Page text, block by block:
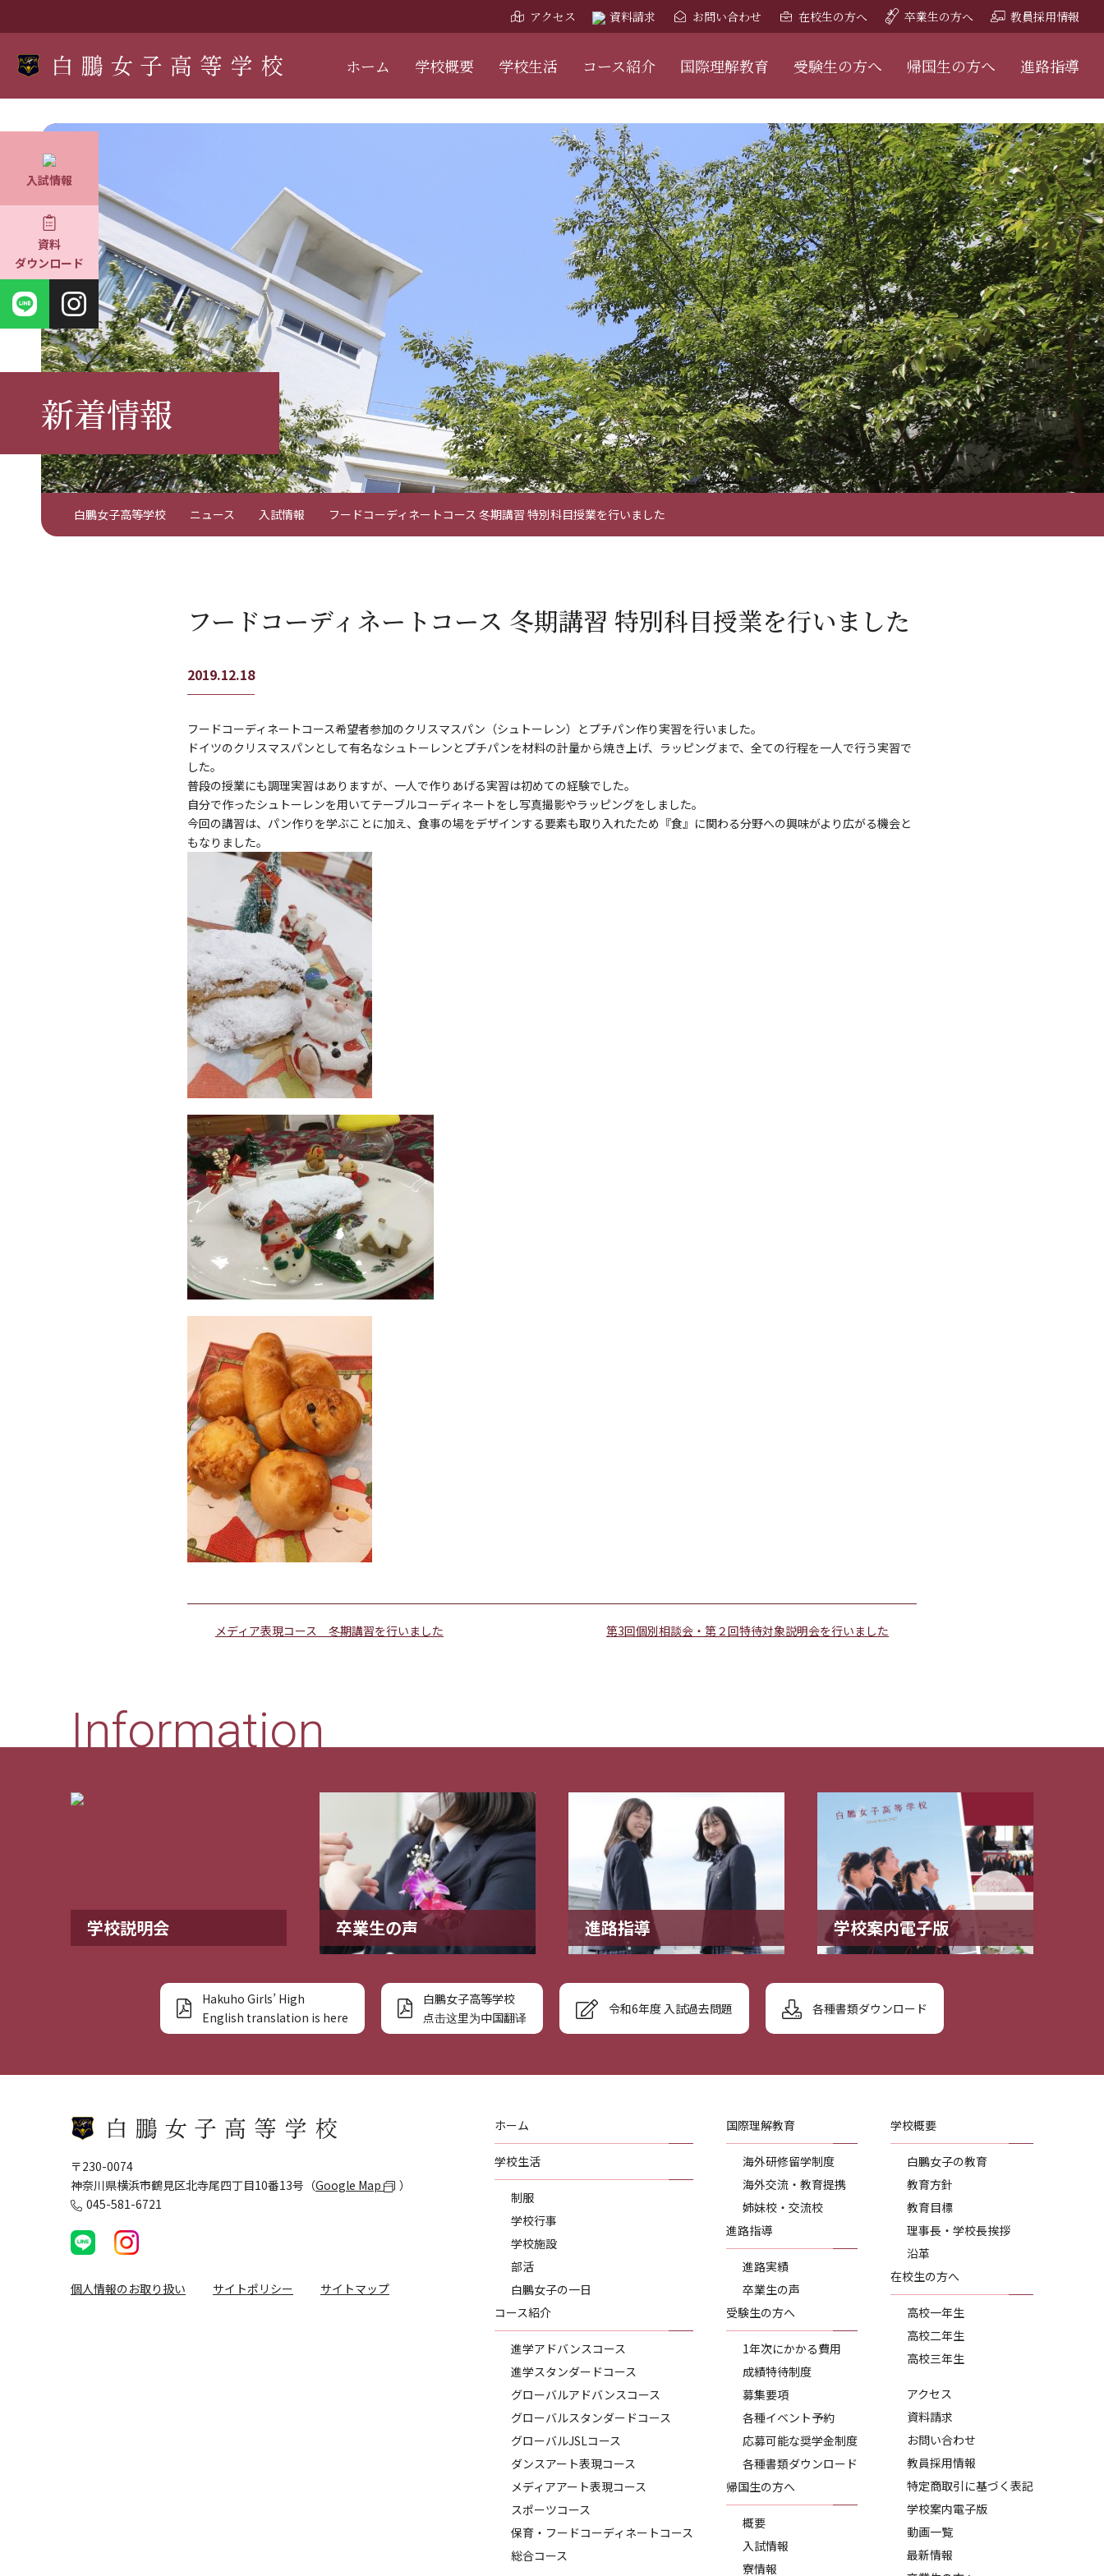
入試情報
資料
ダウンロード
アクセス 資料請求 お問い合わせ 在校生の方へ 卒業生の方へ 教員採用情報
ホーム 学校概要 学校生活 コース紹介 国際理解教育 受験生の方へ 帰国生の方へ 進路指導
新着情報
白鵬女子高等学校 ニュース 入試情報 フードコーディネートコース 冬期講習 特別科目授業を行いました
フードコーディネートコース 冬期講習 特別科目授業を行いました
2019.12.18
フードコーディネートコース希望者参加のクリスマスパン（シュトーレン）とプチパン作り実習を行いました。
ドイツのクリスマスパンとして有名なシュトーレンとプチパンを材料の計量から焼き上げ、ラッピングまで、全ての行程を一人で行う実習で
した。
普段の授業にも調理実習はありますが、一人で作りあげる実習は初めての経験でした。
自分で作ったシュトーレンを用いてテーブルコーディネートをし写真撮影やラッピングをしました。
今回の講習は、パン作りを学ぶことに加え、食事の場をデザインする要素も取り入れたため『食』に関わる分野への興味がより広がる機会と
もなりました。
メディア表現コース 冬期講習を行いました 第3回個別相談会・第２回特待対象説明会を行いました
Information
学校説明会 卒業生の声 進路指導 学校案内電子版
Hakuho Girls’ High
English translation is here
白鵬女子高等学校
点击这里为中国翻译
令和6年度 入試過去問題 各種書類ダウンロード
〒230-0074
神奈川県横浜市鶴見区北寺尾四丁目10番13号（Google Map
）
045-581-6721
個人情報のお取り扱い サイトポリシー サイトマップ
ホーム
学校生活
制服
学校行事
学校施設
部活
白鵬女子の一日
コース紹介
進学アドバンスコース
進学スタンダードコース
グローバルアドバンスコース
グローバルスタンダードコース
グローバルJSLコース
ダンスアート表現コース
メディアアート表現コース
スポーツコース
保育・フードコーディネートコース
総合コース
国際理解教育
海外研修留学制度
海外交流・教育提携
姉妹校・交流校
進路指導
進路実績
卒業生の声
受験生の方へ
1年次にかかる費用
成績特待制度
募集要項
各種イベント予約
応募可能な奨学金制度
各種書類ダウンロード
帰国生の方へ
概要
入試情報
寮情報
学校概要
白鵬女子の教育
教育方針
教育目標
理事長・学校長挨拶
沿革
在校生の方へ
高校一年生
高校二年生
高校三年生
アクセス
資料請求
お問い合わせ
教員採用情報
特定商取引に基づく表記
学校案内電子版
動画一覧
最新情報